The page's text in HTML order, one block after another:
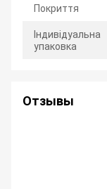
Покриття
Індивідуальна
упаковка
Отзывы